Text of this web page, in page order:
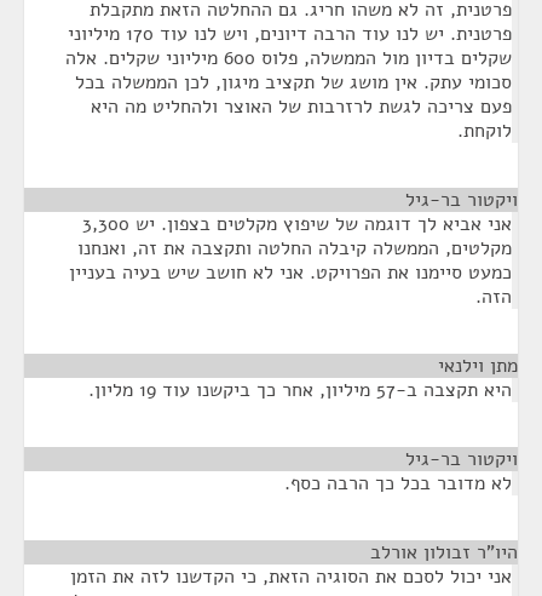
פרטנית, זה לא משהו חריג. גם ההחלטה הזאת מתקבלת
פרטנית. יש לנו עוד הרבה דיונים, ויש לנו עוד 170 מיליוני
שקלים בדיון מול הממשלה, פלוס 600 מיליוני שקלים. אלה
סכומי עתק. אין מושג של תקציב מיגון, לכן הממשלה בכל
פעם צריכה לגשת לרזרבות של האוצר ולהחליט מה היא
לוקחת.
ויקטור בר-גיל
אני אביא לך דוגמה של שיפוץ מקלטים בצפון. יש 3,300
מקלטים, הממשלה קיבלה החלטה ותקצבה את זה, ואנחנו
כמעט סיימנו את הפרויקט. אני לא חושב שיש בעיה בעניין
הזה.
מתן וילנאי
היא תקצבה ב-57 מיליון, אחר כך ביקשנו עוד 19 מליון.
ויקטור בר-גיל
לא מדובר בכל כך הרבה כסף.
היו"ר זבולון אורלב
אני יכול לסכם את הסוגיה הזאת, כי הקדשנו לזה את הזמן